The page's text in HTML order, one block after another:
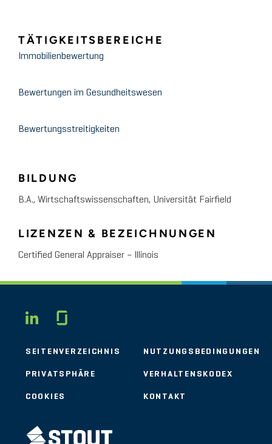
TÄTIGKEITSBEREICHE
Immobilienbewertung
Bewertungen im Gesundheitswesen
Bewertungsstreitigkeiten
BILDUNG
B.A., Wirtschaftswissenschaften, Universität Fairfield
LIZENZEN & BEZEICHNUNGEN
Certified General Appraiser – Illinois
LINKEDIN
SEITENVERZEICHNIS NUTZUNGSBEDINGUNGEN
PRIVATSPHÄRE VERHALTENSKODEX
COOKIES KONTAKT
STOUT LOGO